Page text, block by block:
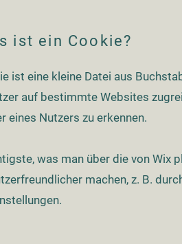
ist ein Cookie?
ist eine kleine Datei aus
auf bestimmte Websites
eines Nutzers zu erkennen.
was man über die von Wix
machen, z. B.